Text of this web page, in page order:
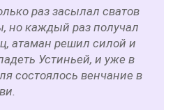
раз засылал сватов
но каждый раз получал
атаман решил силой и
Устиньей, и уже в
состоялось венчание в